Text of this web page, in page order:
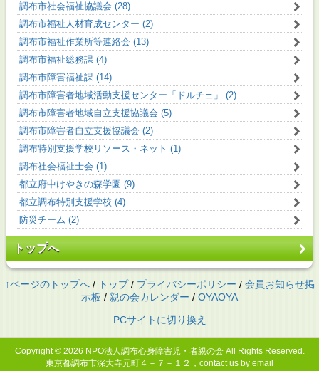
調布市社会福祉協議会 (28)
調布市福祉人材育成センター (2)
調布市福祉作業所等連絡会 (13)
調布市福祉総務課 (4)
調布市障害福祉課 (14)
調布市障害者地域活動支援センター「ドルチェ」 (2)
調布市障害者地域自立支援協議会 (5)
調布市障害者自立支援協議会 (2)
調布特別支援学校リソース・ネット (1)
調布社会福祉士会 (1)
都立府中けやきの森学園 (9)
都立調布特別支援学校 (4)
防災チーム (2)
トップへ
↑ページのトップへ/ トップ/ プライバシーポリシー / 会員お知らせ掲
示板 / 親の会カレンダー / OYAOYA
PCサイトに切り換え
Copyright © 2026 NPO法人調布心身障害児・者親の会All Rights Reserved.
東京都調布市深大寺元町４－７－１２，contact us by email